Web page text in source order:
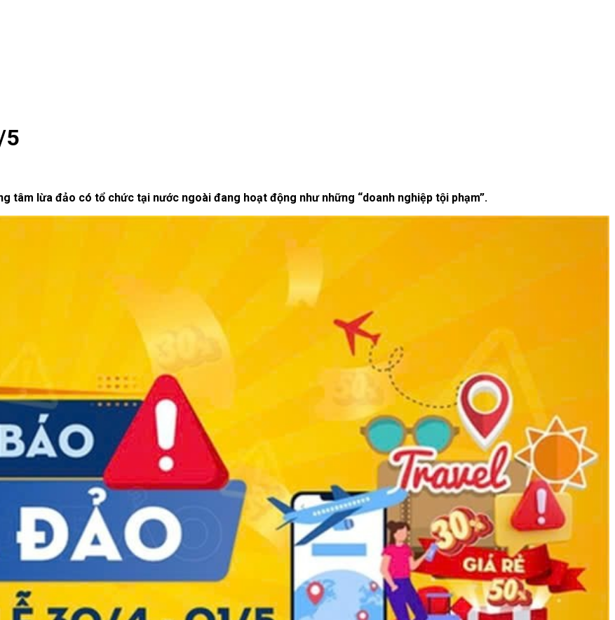
5
tâm lừa đảo có tổ chức tại nước ngoài đang hoạt động như những “doanh nghiệp tội phạm”.